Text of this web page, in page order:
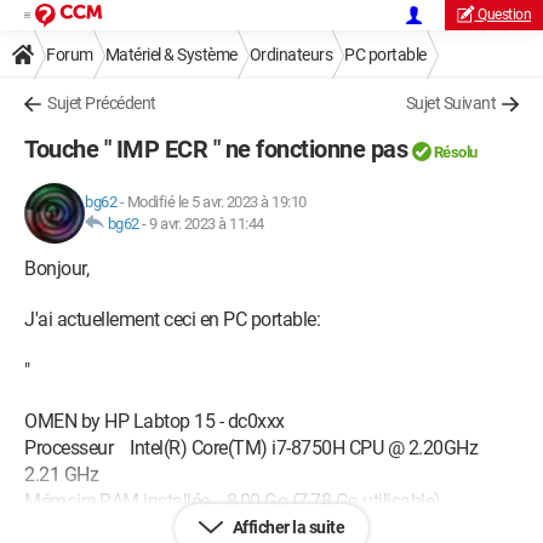
Question
Forum Matériel & Système Ordinateurs PC portable
Sujet Précédent Sujet Suivant
Touche " IMP ECR " ne fonctionne pas Résolu
bg62- Modifié le 5 avr. 2023 à 19:10
bg62-9 avr. 2023 à 11:44
Bonjour,
J'ai actuellement ceci en PC portable:
"
OMEN by HP Labtop 15 - dc0xxx
Processeur Intel(R) Core(TM) i7-8750H CPU @ 2.20GHz
2.21 GHz
Mémoire RAM installée 8,00 Go (7,78 Go utilisable)
Type du système Système d’exploitation 64 bits, processeur
Afficher la suite